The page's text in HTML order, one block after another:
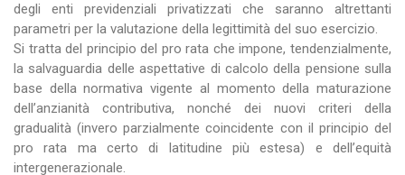
degli enti previdenziali privatizzati che saranno altrettanti
parametri per la valutazione della legittimità del suo esercizio.
Si tratta del principio del pro rata che impone, tendenzialmente,
la salvaguardia delle aspettative di calcolo della pensione sulla
base della normativa vigente al momento della maturazione
dell’anzianità contributiva, nonché dei nuovi criteri della
gradualità (invero parzialmente coincidente con il principio del
pro rata ma certo di latitudine più estesa) e dell’equità
intergenerazionale.